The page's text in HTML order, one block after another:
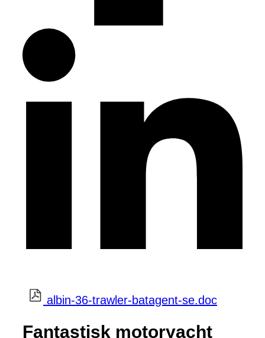
albin-36-trawler-batagent-se.doc
Fantastisk motoryacht